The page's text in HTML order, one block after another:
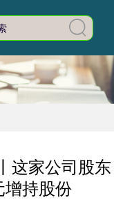
这家公司股东
持股份